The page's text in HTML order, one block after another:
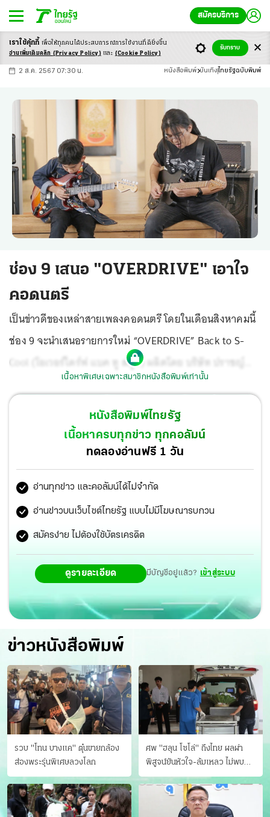
สมัครบริการ
-ก ก ก+
2 ส.ค. 2567 07:30 น. หนังสือพิมพ์ บันเทิง ไทยรัฐฉบับพิมพ์
ช่อง 9 เสนอ "OVERDRIVE" เอาใจ
คอดนตรี
เป็นข่าวดีของเหล่าสายเพลงคอดนตรี โดยในเดือนสิงหาคมนี้
ช่อง 9 จะนำเสนอรายการใหม่ “OVERDRIVE” Back to S-
Cool (โอเวอร์ไดร์ฟ แบค ทู สคูล) ผลิตโดย บริษัท ปราชญ์
มิวสิค โกลบอลฯ อัครเดช โยธาจันทร์ หรือ เบ๊น อาปาเช่ อินฟลู
เอนเซอร์คนดังในโลกออนไลน์ รับหน้าที่พิธีกร พร้อมกับ
อาจารย์ปราชญ์ อรุณรังษี คนดนตรีที่มีความสามารถรอบด้าน
ที่พร้อมแนะนำเรื่องยากให้กลายเป็นเรื่องง่าย
เนื้อหาพิเศษเฉพาะสมาชิกหนังสือพิมพ์เท่านั้น
หนังสือพิมพ์ไทยรัฐ
เนื้อหาครบทุกข่าว ทุกคอลัมน์
ทดลองอ่านฟรี 1 วัน
อ่านทุกข่าว และคอลัมน์ได้ไม่จำกัด
อ่านข่าวบนเว็บไซต์ไทยรัฐ แบบไม่มีโฆษณารบกวน
สมัครง่าย ไม่ต้องใช้บัตรเครดิต
ดูรายละเอียด มีบัญชีอยู่แล้ว? เข้าสู่ระบบ
ข่าวหนังสือพิมพ์
รวบ "โทน บางแค" ตุ๋นขายกล้อง
ส่องพระรุ่นพิเศษลวงโลก
ศพ "ฮลุน โซโล่" ถึงไทย ผลผ่า
พิสูจน์ยันหัวใจ-ล้มเหลว ไม่พบ
บาดแผล
เราใช้คุ้กกี้ เพื่อให้ทุกคนได้ประสบการณ์การใช้งานที่ดียิ่งขึ้น
อ่านเพิ่มเติมคลิก (Privacy Policy) และ (Cookie Policy)
รับทราบ